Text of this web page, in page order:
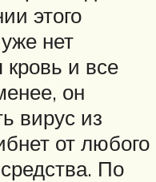
этого
нет
и все
он
вирус из
от любого
По